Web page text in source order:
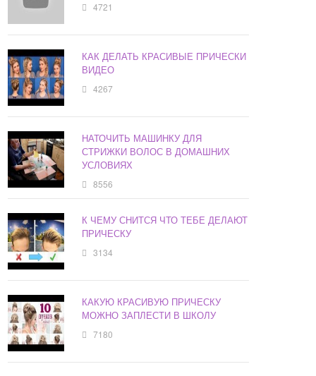
4721
КАК ДЕЛАТЬ КРАСИВЫЕ ПРИЧЕСКИ
ВИДЕО
4267
НАТОЧИТЬ МАШИНКУ ДЛЯ
СТРИЖКИ ВОЛОС В ДОМАШНИХ
УСЛОВИЯХ
8556
К ЧЕМУ СНИТСЯ ЧТО ТЕБЕ ДЕЛАЮТ
ПРИЧЕСКУ
3134
КАКУЮ КРАСИВУЮ ПРИЧЕСКУ
МОЖНО ЗАПЛЕСТИ В ШКОЛУ
7180